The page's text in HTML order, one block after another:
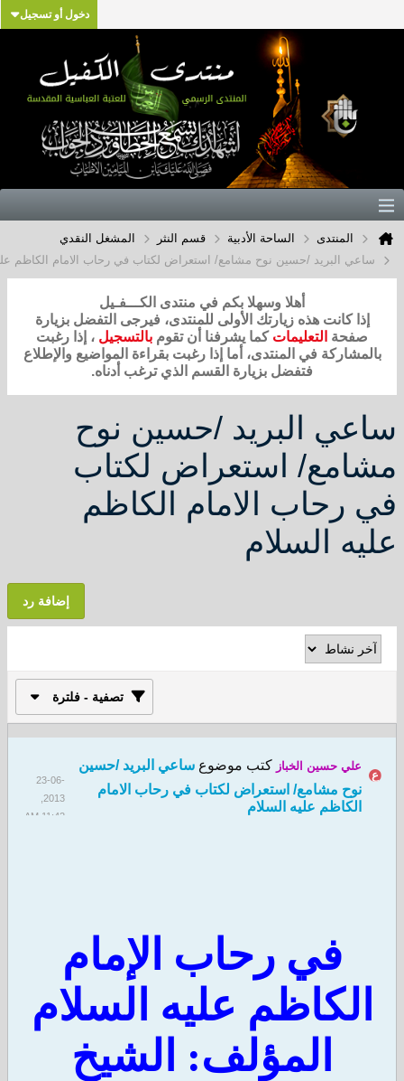
دخول أو تسجيل
المنتدى الساحة الأدبية قسم النثر
المشغل النقدي
البريد /حسين نوح مشامع/ استعراض لكتاب في رحاب الامام الكاظم عليه السلام
أهلا وسهلا بكم في منتدى الكـــفـيل
كانت هذه زيارتك الأولى للمنتدى، فيرجى التفضل بزيارة
التعليماتكما يشرفنا أن تقوم بالتسجيل، إذا رغبت
في المنتدى، أما إذا رغبت بقراءة المواضيع والإطلاع
فتفضل بزيارة القسم الذي ترغب أدناه.
البريد /حسين نوح
استعراض لكتاب
الامام الكاظم
السلام
إضافة رد
تصفية - فلترة
حسين الخبازكتب موضوعساعي البريد /حسين
مشامع/ استعراض لكتاب في رحاب الامام
عليه السلام
في رحاب الإمام
عليه السلام
المؤلف: الشيخ